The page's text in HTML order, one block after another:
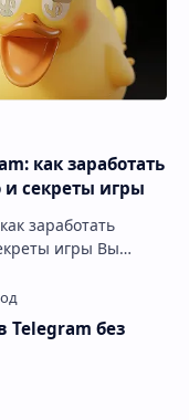
как заработать
и секреты игры
заработать
игры Вы
Telegram без